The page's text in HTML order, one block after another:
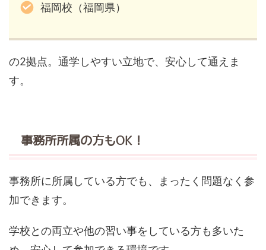
福岡校（福岡県）
の2拠点。通学しやすい立地で、安心して通えま
す。
事務所所属の方もOK！
事務所に所属している方でも、まったく問題なく参
加できます。
学校との両立や他の習い事をしている方も多いた